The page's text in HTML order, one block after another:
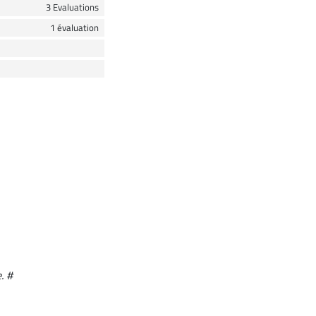
3 Evaluations
1 évaluation
#